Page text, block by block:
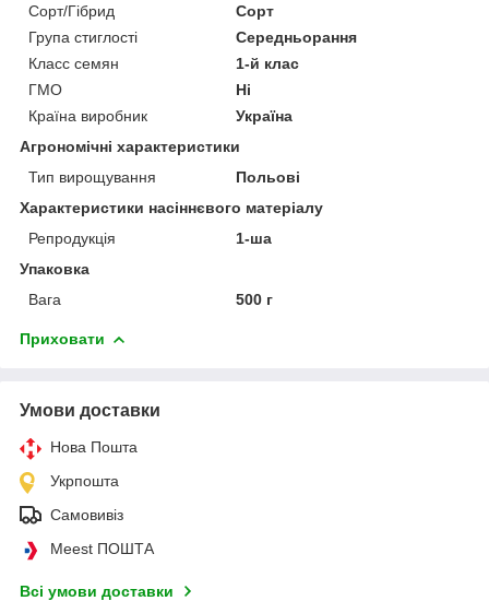
Сорт/Гібрид
Сорт
Група стиглості
Середньорання
Класс семян
1-й клас
ГМО
Ні
Країна виробник
Україна
Агрономічні характеристики
Тип вирощування
Польові
Характеристики насіннєвого матеріалу
Репродукція
1-ша
Упаковка
Вага
500 г
Приховати
Умови доставки
Нова Пошта
Укрпошта
Самовивіз
Meest ПОШТА
Всі умови доставки